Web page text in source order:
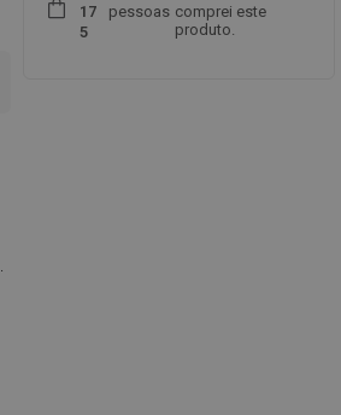
1 7
5
pessoas comprei este
produto.